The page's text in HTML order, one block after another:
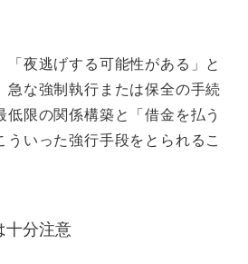
「夜逃げする可能性がある」と
急な強制執行または保全の手続
低限の関係構築と「借金を払う
ういった強行手段をとられるこ
十分注意